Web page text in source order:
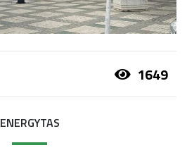
1649
ENERGYTAS